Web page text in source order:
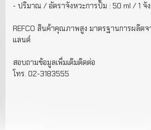
- ปริมาณ / อัตราจังหวะการปั๊ม : 50 ml / 1 จั
REFCO สินค้าคุณภาพสูง มาตรฐานการผลิตจ
แลนด์
สอบถามข้อมูลเพิ่มเติมติดต่อ
โทร. 02-3183555